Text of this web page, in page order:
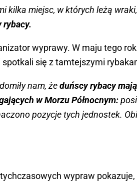
kilka miejsc, w których leżą
rybacy.
wyprawy. W maju tego
się z tamtejszymi
nam, żeduńscy rybacy
w Morzu Północnym:
pozycje tych jednostek.
wypraw pokazuje,